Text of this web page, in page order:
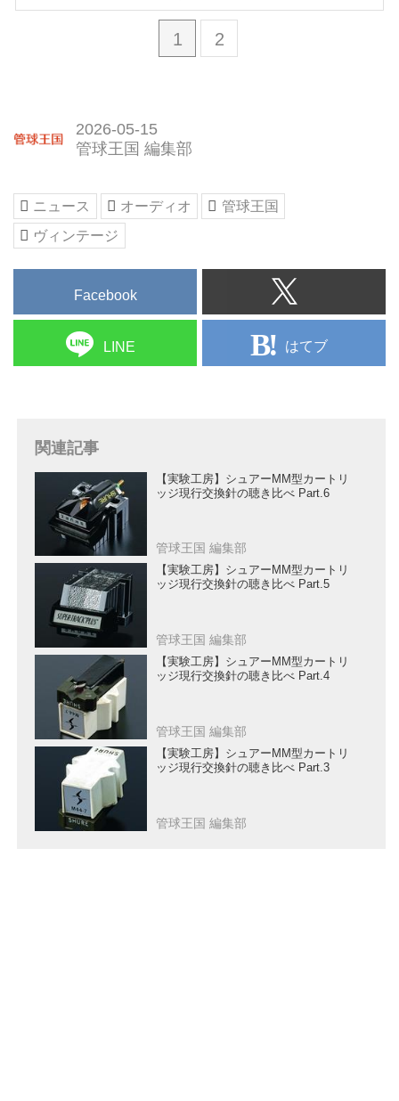
1 2
2026-05-15
管球王国 編集部
ニュース オーディオ
管球王国
ヴィンテージ
Facebook
LINE はてブ
関連記事
【実験工房】シュアーMM型カートリ
ッジ現行交換針の聴き比べ Part.6
管球王国 編集部
【実験工房】シュアーMM型カートリ
ッジ現行交換針の聴き比べ Part.5
管球王国 編集部
【実験工房】シュアーMM型カートリ
ッジ現行交換針の聴き比べ Part.4
管球王国 編集部
【実験工房】シュアーMM型カートリ
ッジ現行交換針の聴き比べ Part.3
管球王国 編集部